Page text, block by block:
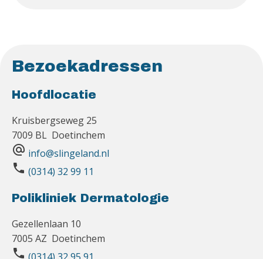
Bezoekadressen
Hoofdlocatie
Kruisbergseweg 25
7009 BL Doetinchem
alternate_email info@slingeland.nl
phone (0314) 32 99 11
Polikliniek Dermatologie
Gezellenlaan 10
7005 AZ Doetinchem
phone